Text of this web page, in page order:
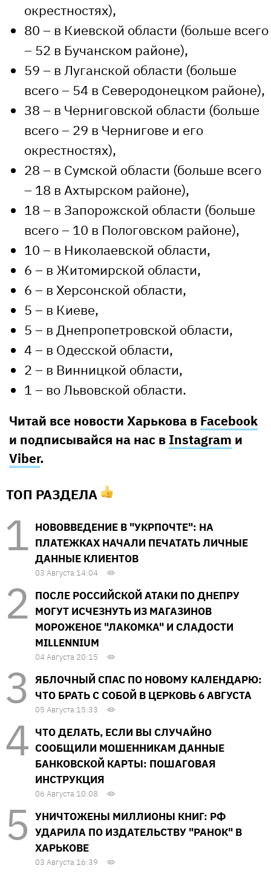
окрестностях),
80 – в Киевской области (больше всего
– 52 в Бучанском районе),
59 – в Луганской области (больше
всего – 54 в Северодонецком районе),
38 – в Черниговской области (больше
всего – 29 в Чернигове и его
окрестностях),
28 – в Сумской области (больше всего
– 18 в Ахтырском районе),
18 – в Запорожской области (больше
всего – 10 в Пологовском районе),
10 – в Николаевской области,
6 – в Житомирской области,
6 – в Херсонской области,
5 – в Киеве,
5 – в Днепропетровской области,
4 – в Одесской области,
2 – в Винницкой области,
1 – во Львовской области.
Читай все новости Харькова в Facebook
и подписывайся на нас в Instagram и
Viber.
ТОП РАЗДЕЛА
НОВОВВЕДЕНИЕ В "УКРПОЧТЕ": НА
ПЛАТЕЖКАХ НАЧАЛИ ПЕЧАТАТЬ ЛИЧНЫЕ
ДАННЫЕ КЛИЕНТОВ
03 Августа 14:04
ПОСЛЕ РОССИЙСКОЙ АТАКИ ПО ДНЕПРУ
МОГУТ ИСЧЕЗНУТЬ ИЗ МАГАЗИНОВ
МОРОЖЕНОЕ "ЛАКОМКА" И СЛАДОСТИ
MILLENNIUM
04 Августа 20:15
ЯБЛОЧНЫЙ СПАС ПО НОВОМУ КАЛЕНДАРЮ:
ЧТО БРАТЬ С СОБОЙ В ЦЕРКОВЬ 6 АВГУСТА
05 Августа 15:33
ЧТО ДЕЛАТЬ, ЕСЛИ ВЫ СЛУЧАЙНО
СООБЩИЛИ МОШЕННИКАМ ДАННЫЕ
БАНКОВСКОЙ КАРТЫ: ПОШАГОВАЯ
ИНСТРУКЦИЯ
06 Августа 10:08
УНИЧТОЖЕНЫ МИЛЛИОНЫ КНИГ: РФ
УДАРИЛА ПО ИЗДАТЕЛЬСТВУ "РАНОК" В
ХАРЬКОВЕ
03 Августа 16:39